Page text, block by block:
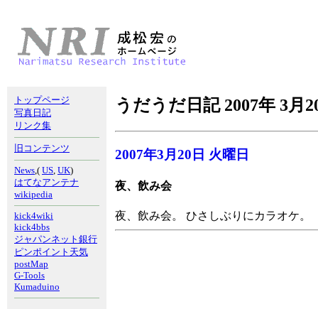
トップページ
写真日記
リンク集
旧コンテンツ
News,( US, UK)
はてなアンテナ
wikipedia
kick4wiki
kick4bbs
ジャパンネット銀行
ピンポイント天気
postMap
G-Tools
Kumaduino
うだうだ日記 2007年 3月
2007年3月20日 火曜日
夜、飲み会
夜、飲み会。 ひさしぶりにカラオケ。